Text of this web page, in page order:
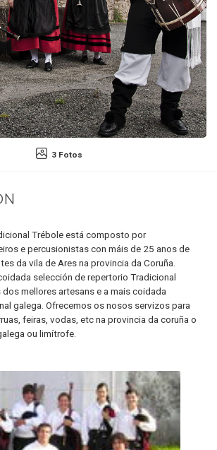
3 Fotos
Trébole está composto por
e percusionistas con máis de 25 anos de
da vila de Ares na provincia da Coruña.
selección de repertorio Tradicional
mellores artesans e a mais coidada
galega. Ofrecemos os nosos servizos para
feiras, vodas, etc na provincia da coruña o
ou limítrofe.